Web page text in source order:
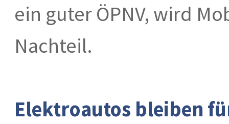
ein guter ÖPNV, wird
Nachteil.
Elektroautos bleiben